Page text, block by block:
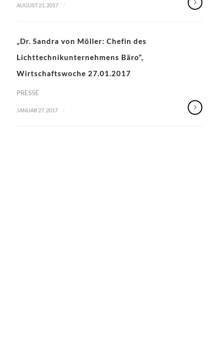
AUGUST 21, 2017 /
„Dr. Sandra von Möller: Chefin des
Lichttechnikunternehmens Bäro“,
Wirtschaftswoche 27.01.2017
PRESSE
JANUAR 27, 2017 /